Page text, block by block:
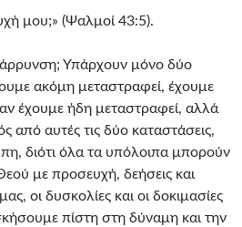
μου;» (Ψαλμοί 43:5).
Υπάρχουν μόνο δύο
ακόμη μεταστραφεί, έχουμε
έχουμε ήδη μεταστραφεί, αλλά
από αυτές τις δύο καταστάσεις,
διότι όλα τα υπόλοιπα μπορούν
με προσευχή, δεήσεις και
οι δυσκολίες και οι δοκιμασίες
πίστη στη δύναμη και την